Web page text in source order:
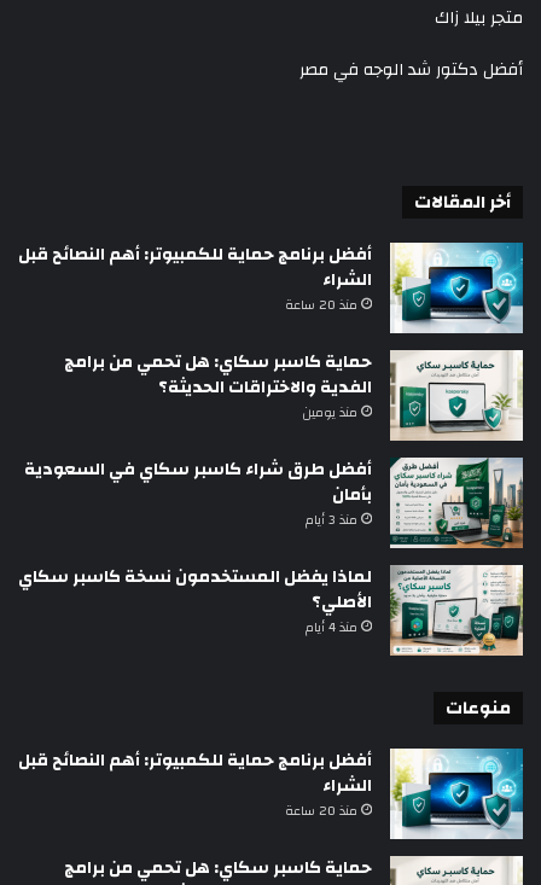
متجر بيلا زاك
أفضل دكتور شد الوجه في مصر
أخر المقالات
أفضل برنامج حماية للكمبيوتر: أهم النصائح قبل
الشراء
منذ 20 ساعة
حماية كاسبر سكاي: هل تحمي من برامج
الفدية والاختراقات الحديثة؟
منذ يومين
أفضل طرق شراء كاسبر سكاي في السعودية
بأمان
منذ 3 أيام
لماذا يفضل المستخدمون نسخة كاسبر سكاي
الأصلي؟
منذ 4 أيام
منوعات
أفضل برنامج حماية للكمبيوتر: أهم النصائح قبل
الشراء
منذ 20 ساعة
حماية كاسبر سكاي: هل تحمي من برامج